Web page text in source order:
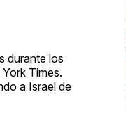
durante los
Times.
a Israel de